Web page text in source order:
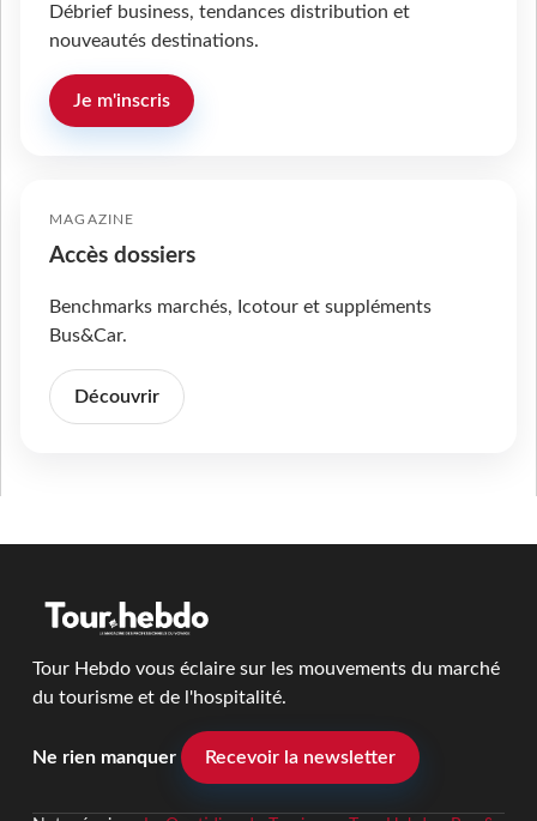
Débrief business, tendances distribution et
nouveautés destinations.
Je m'inscris
MAGAZINE
Accès dossiers
Benchmarks marchés, Icotour et suppléments
Bus&Car.
Découvrir
Tour Hebdo vous éclaire sur les mouvements du marché
du tourisme et de l'hospitalité.
Ne rien manquer Recevoir la newsletter